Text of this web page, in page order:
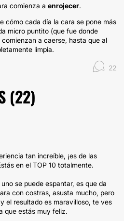
comienza a enrojecer.
cómo cada día la cara se pone más
micro puntito (que fue donde
a caerse, hasta que al
limpia.
22
(22)
tan increíble, ¡es de las
en el TOP 10 totalmente.
se puede espantar, es que da
con costras, asusta mucho, pero
el resultado es maravilloso, te ves
que estás muy feliz.